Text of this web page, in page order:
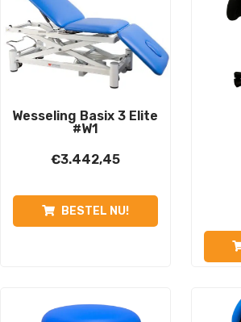
Wesseling Basix 3 Elite
#W1
€3.442,45
BESTEL NU!